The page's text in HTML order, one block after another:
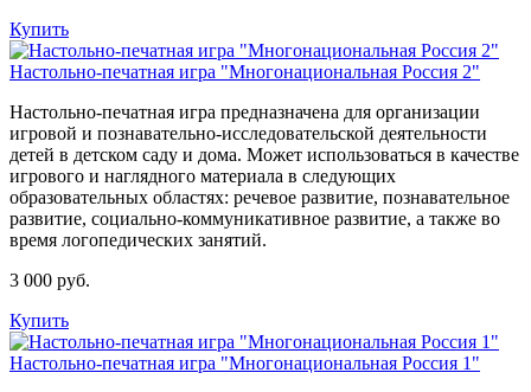
Купить
Настольно-печатная игра "Многонациональная Россия 2"
​Настольно-печатная игра предназначена для организации
игровой и познавательно-исследовательской деятельности
детей в детском саду и дома. Может использоваться в качестве
игрового и наглядного материала в следующих
образовательных областях: речевое развитие, познавательное
развитие, социально-коммуникативное развитие, а также во
время логопедических занятий.
3 000 руб.
Купить
Настольно-печатная игра "Многонациональная Россия 1"